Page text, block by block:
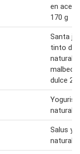
en
170 g
Santa
tinto
natural/
malbec/
dulce
natural
Salus
natural